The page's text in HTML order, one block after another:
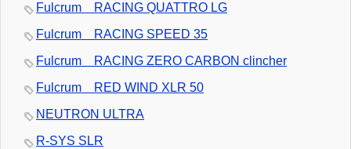
Fulcrum RACING QUATTRO LG
Fulcrum RACING SPEED 35
Fulcrum RACING ZERO CARBON clincher
Fulcrum RED WIND XLR 50
NEUTRON ULTRA
R-SYS SLR